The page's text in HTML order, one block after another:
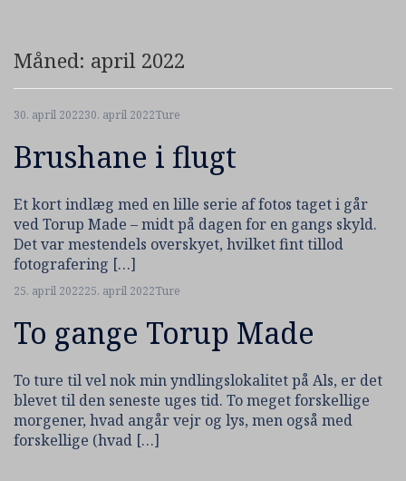
Måned: april 2022
30. april 202230. april 2022Ture
Brushane i flugt
Et kort indlæg med en lille serie af fotos taget i går
ved Torup Made – midt på dagen for en gangs skyld.
Det var mestendels overskyet, hvilket fint tillod
fotografering […]
25. april 202225. april 2022Ture
To gange Torup Made
To ture til vel nok min yndlingslokalitet på Als, er det
blevet til den seneste uges tid. To meget forskellige
morgener, hvad angår vejr og lys, men også med
forskellige (hvad […]